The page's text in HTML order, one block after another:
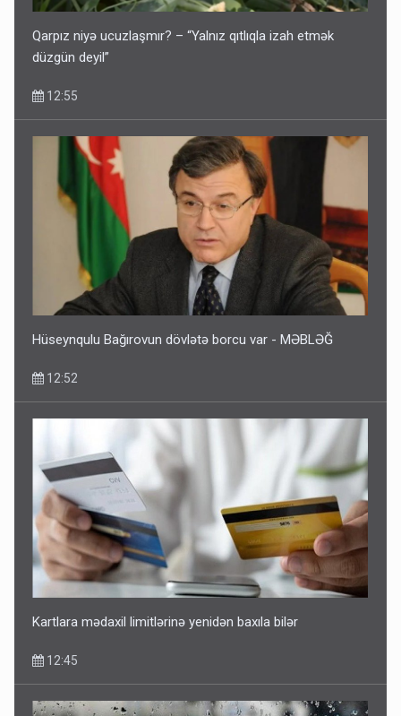
Qarpız niyə ucuzlaşmır? – “Yalnız qıtlıqla izah etmək
düzgün deyil”
12:55
Hüseynqulu Bağırovun dövlətə borcu var - MƏBLƏĞ
12:52
Kartlara mədaxil limitlərinə yenidən baxıla bilər
12:45